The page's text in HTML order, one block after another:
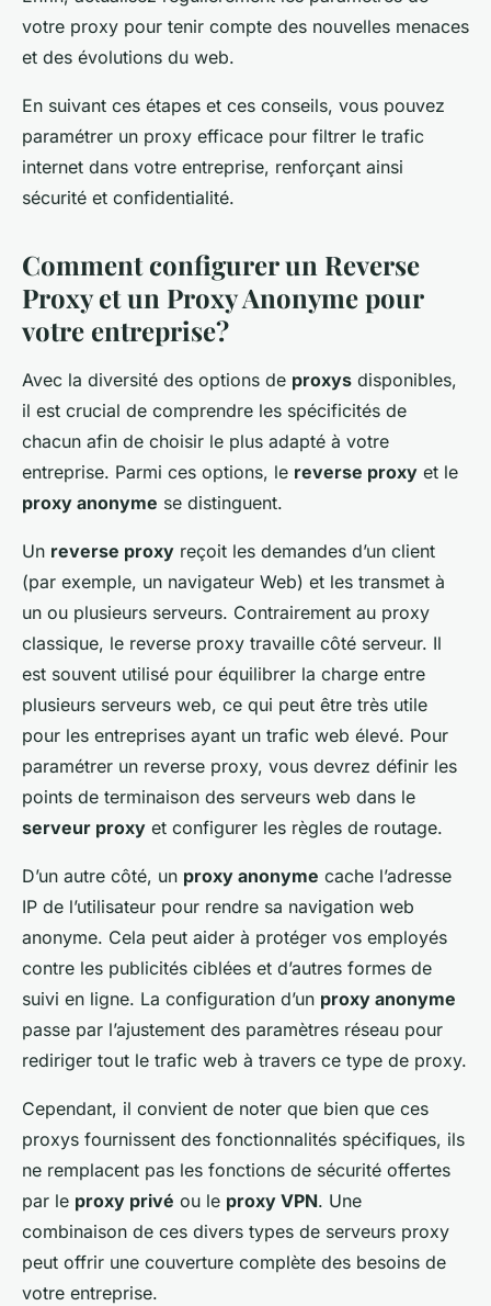
votre proxy pour tenir compte des nouvelles menaces
et des évolutions du web.
En suivant ces étapes et ces conseils, vous pouvez
paramétrer un proxy efficace pour filtrer le trafic
internet dans votre entreprise, renforçant ainsi
sécurité et confidentialité.
Comment configurer un Reverse
Proxy et un Proxy Anonyme pour
votre entreprise?
Avec la diversité des options de proxys disponibles,
il est crucial de comprendre les spécificités de
chacun afin de choisir le plus adapté à votre
entreprise. Parmi ces options, le reverse proxy et le
proxy anonyme se distinguent.
Un reverse proxy reçoit les demandes d’un client
(par exemple, un navigateur Web) et les transmet à
un ou plusieurs serveurs. Contrairement au proxy
classique, le reverse proxy travaille côté serveur. Il
est souvent utilisé pour équilibrer la charge entre
plusieurs serveurs web, ce qui peut être très utile
pour les entreprises ayant un trafic web élevé. Pour
paramétrer un reverse proxy, vous devrez définir les
points de terminaison des serveurs web dans le
serveur proxy et configurer les règles de routage.
D’un autre côté, un proxy anonyme cache l’adresse
IP de l’utilisateur pour rendre sa navigation web
anonyme. Cela peut aider à protéger vos employés
contre les publicités ciblées et d’autres formes de
suivi en ligne. La configuration d’un proxy anonyme
passe par l’ajustement des paramètres réseau pour
rediriger tout le trafic web à travers ce type de proxy.
Cependant, il convient de noter que bien que ces
proxys fournissent des fonctionnalités spécifiques, ils
ne remplacent pas les fonctions de sécurité offertes
par le proxy privé ou le proxy VPN. Une
combinaison de ces divers types de serveurs proxy
peut offrir une couverture complète des besoins de
votre entreprise.